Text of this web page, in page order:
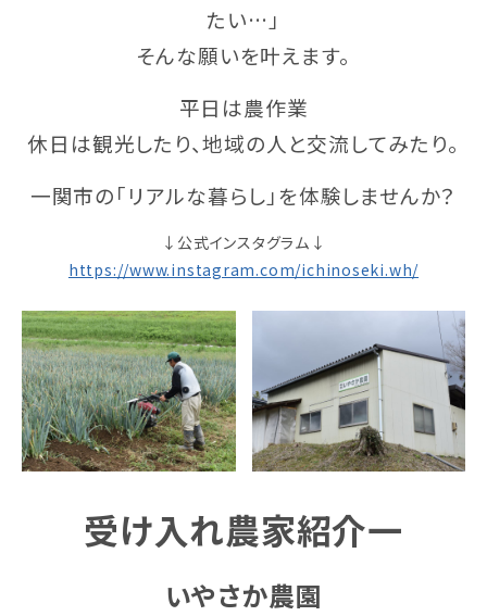
たい…」
そんな願いを叶えます。
平日は農作業
休日は観光したり、地域の人と交流してみたり。
一関市の「リアルな暮らし」を体験しませんか？
↓公式インスタグラム↓
https://www.instagram.com/ichinoseki.wh/
受け入れ農家紹介一
いやさか農園